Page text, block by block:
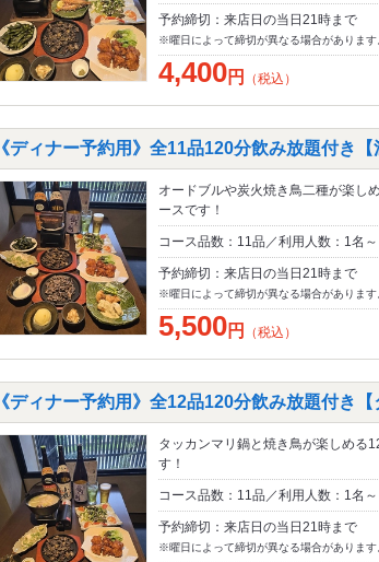
予約締切：来店日の当日21時まで
※曜日によって締切が異なる場合があります
4,400円 （税込）
《ディナー予約用》全11品120分飲み放題付き【
オードブルや炭火焼き鳥二種が楽し
ースです！
コース品数：11品／利用人数：1名～
予約締切：来店日の当日21時まで
※曜日によって締切が異なる場合があります
5,500円 （税込）
《ディナー予約用》全12品120分飲み放題付き【
タッカンマリ鍋と焼き鳥が楽しめる
す！
コース品数：11品／利用人数：1名～
予約締切：来店日の当日21時まで
※曜日によって締切が異なる場合があります